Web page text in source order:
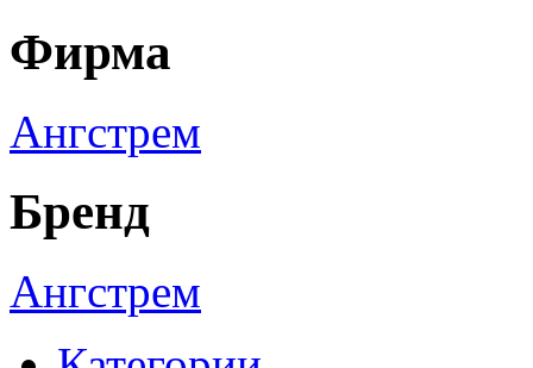
Фирма
Ангстрем
Бренд
Ангстрем